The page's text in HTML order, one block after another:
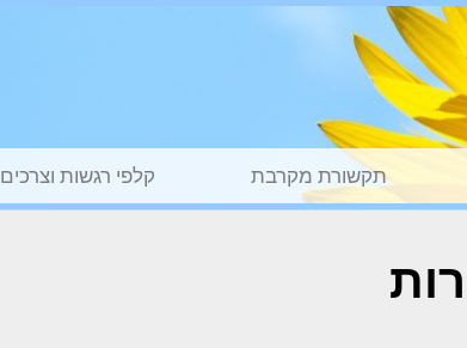
תקשורת מקרבת קלפי רגשות וצרכים